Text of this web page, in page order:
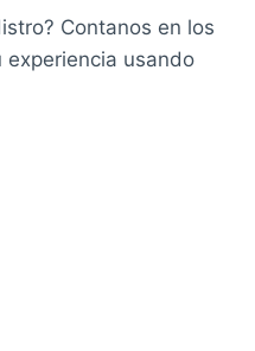
Contanos en los
usando